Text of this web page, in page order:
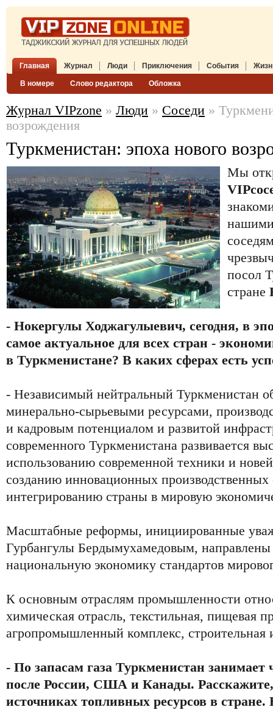
Главная Журнал
В номере Слово редактора Обложка
Люди Приключения События
Журнал VIPzone » Люди » Соседи »
возрождения
Туркменистан: эпоха нового
Мы
посол
стране
- Нокергулы Ходжагулыевич, сегодня, в
самое актуальное для всех стран -
в Туркменистане? В каких сферах есть
- Независимый нейтральный Туркменистан
минерально-сырьевыми ресурсами,
и кадровым потенциалом и развитой
современного Туркменистана развивается
использованию современной техники и
созданию инновационных производственных
интегрированию страны в мировую
Масштабные реформы, инициированные
Гурбангулы Бердымухамедовым, направлены
национальную экономику стандартов
К основным отраслям промышленности
химическая отрасль, текстильная, пищевая
агропромышленный комплекс, строительная
- По запасам газа Туркменистан занимает
после России, США и Канады. Расскажите,
источниках топливных ресурсов в